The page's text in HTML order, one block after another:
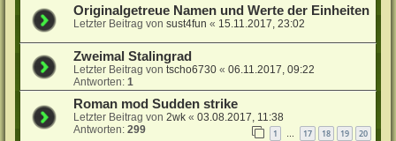
Originalgetreue Namen und Werte der Einheiten
Letzter Beitrag vonsust4fun « 15.11.2017, 23:02
Zweimal Stalingrad
Letzter Beitrag vontscho6730 «06.11.2017, 09:22
Antworten:1
Roman mod Sudden strike
Letzter Beitrag von2wk «03.08.2017, 11:38
Antworten:299 1 … 17 18 19 20